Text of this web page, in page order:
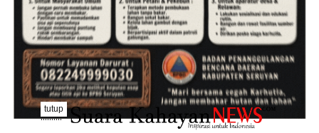
tutup
..........